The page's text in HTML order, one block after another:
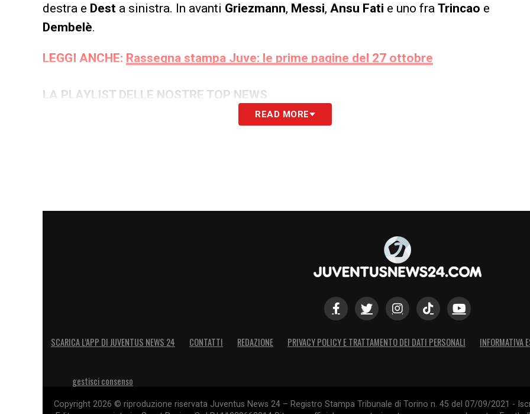
destra e Dest a sinistra. In avanti Griezmann, Messi, Ansu Fati e uno fra Trincao e
Dembelè.
LEGGI ANCHE: Rassegna stampa Juve: le prime pagine del 27 ottobre
LA PLAYLIST DELLE NOSTRE TOP NEWS
READ MORE
SCARICA L’APP DI JUVENTUS NEWS 24 CONTATTI REDAZIONE PRIVACY POLICY E TRATTAMENTO DEI DATI PERSONALI INFORMATIVA
gestisci consenso
Copyright 2026 © riproduzione riservata Juventus News 24 – Registro Stampa Tribunale di Torino n. 45 del 07/09/2021 -